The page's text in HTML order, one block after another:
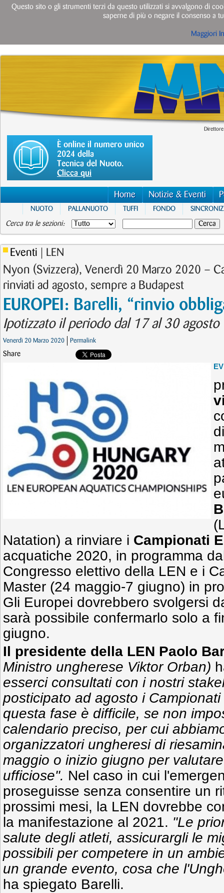
È online il numero unico
2024 della
Tecnica del Nuoto.
Clicca qui
Home Notizie & Eventi
NUOTO PALLANUOTO TUFFI FONDO
Cerca tra le sezioni:
Eventi | LEN
Nyon (Svizzera), Venerdì 20 Marzo 2020 –
rinviati ad agosto, sempre a Budapest
EUROPEI: Barelli, “rinvio
Ipotizzato il periodo dal 17 al 30 agosto
Venerdì 20 Marzo 2020 Permalink
Share
Natation) a rinviare i Campionati
acquatiche 2020, in programma
Congresso elettivo della LEN e i
Master (24 maggio-7 giugno) in
Gli Europei dovrebbero svolgersi
sarà possibile confermarlo solo a
giugno.
Il presidente della LEN Paolo
Ministro ungherese Viktor Orban)
esserci consultati con i nostri
posticipato ad agosto i Campionati
questa fase è difficile, se non
calendario preciso, per cui
organizzatori ungheresi di
maggio o inizio giugno per
ufficiose". Nel caso in cui
proseguisse senza consentire un
prossimi mesi, la LEN dovrebbe
la manifestazione al 2021. "Le
salute degli atleti, assicurargli le
possibili per competere in un
un grande evento, cosa che
ha spiegato Barelli.
Questo sito o gli strumenti terzi da questo utilizzati si avvalgono di
saperne di più o negare il consenso a
Maggiori